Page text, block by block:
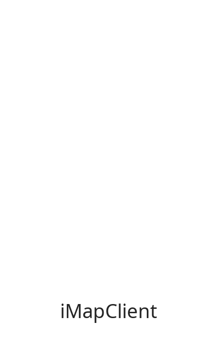
iMapClient